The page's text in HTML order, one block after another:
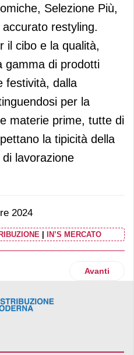
Selezione Più,
restyling.
il cibo e la qualità,
gamma di prodotti
festività, dalla
per la
materie prime, tutte di
la tipicità della
lavorazione
2024
| IN’S MERCATO
Store apre una nuova
Articolo
Avanti